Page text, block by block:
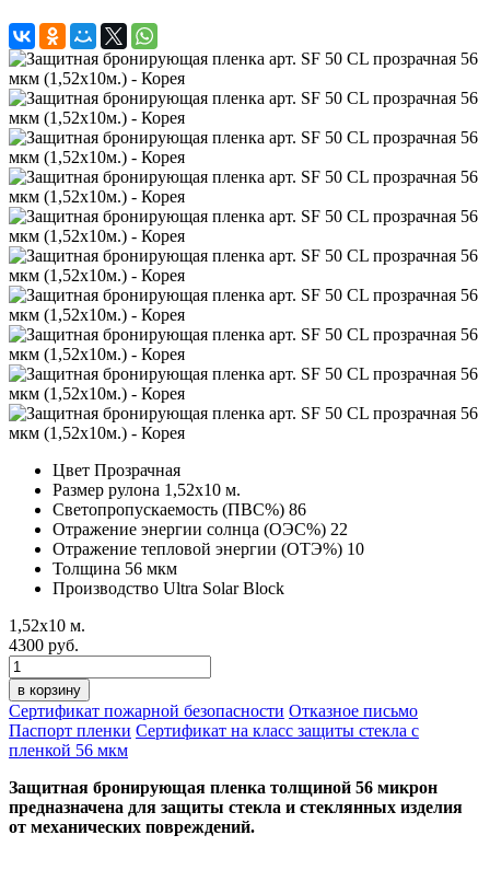
Цвет Прозрачная
Размер рулона 1,52х10 м.
Светопропускаемость (ПВС%) 86
Отражение энергии солнца (ОЭС%) 22
Отражение тепловой энергии (ОТЭ%) 10
Толщина 56 мкм
Производство Ultra Solar Block
1,52х10 м.
4300 руб.
в корзину
Сертификат пожарной безопасности Отказное письмо
Паспорт пленки Сертификат на класс защиты стекла с
пленкой 56 мкм
Защитная бронирующая пленка толщиной 56 микрон
предназначена для защиты стекла и стеклянных изделия
от механических повреждений.